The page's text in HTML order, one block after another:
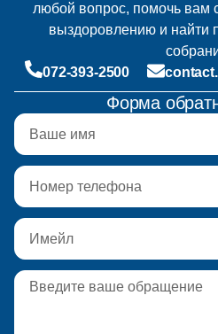
Форма
любой вопрос, помочь вам
выздоровлению и найти
072-393-2500